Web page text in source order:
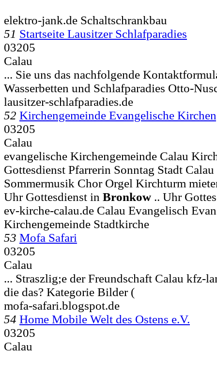
elektro-jank.de Schaltschrankbau
51 Startseite Lausitzer Schlafparadies
03205
Calau
... Sie uns das nachfolgende
Wasserbetten und Schlafparadies Otto-
lausitzer-schlafparadies.de
52 Kirchengemeinde Evangelische
03205
Calau
evangelische Kirchengemeinde Calau
Gottesdienst Pfarrerin Sonntag Stadt
Sommermusik Chor Orgel Kirchturm
Uhr Gottesdienst in Bronkow .. Uhr
ev-kirche-calau.de Calau Evangelisch
Kirchengemeinde Stadtkirche
53 Mofa Safari
03205
Calau
... Straszlig;e der Freundschaft Calau kfz-
die das? Kategorie Bilder (
mofa-safari.blogspot.de
54 Home Mobile Welt des Ostens e.V.
03205
Calau